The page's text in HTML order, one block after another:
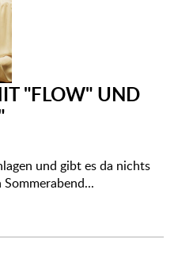
"FLOW" UND
und gibt es da nichts